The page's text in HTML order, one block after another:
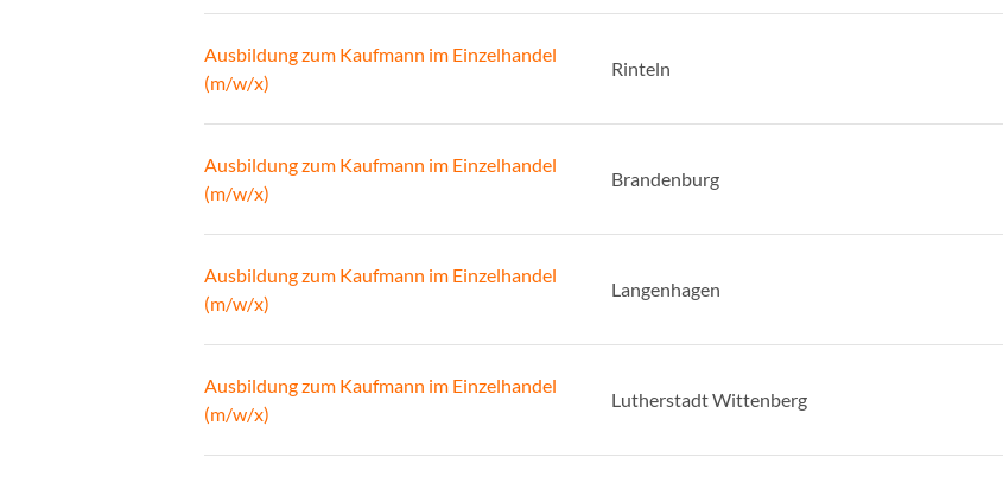
Ausbildung zum Kaufmann im Einzelhandel
(m/w/x)
Rinteln
Ausbildung zum Kaufmann im Einzelhandel
(m/w/x)
Brandenburg
Ausbildung zum Kaufmann im Einzelhandel
(m/w/x)
Langenhagen
Ausbildung zum Kaufmann im Einzelhandel
(m/w/x)
Lutherstadt Wittenberg